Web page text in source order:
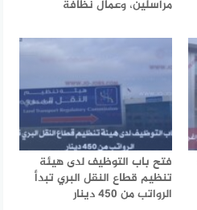
مراسلين، وعمال نظافة
فتح باب التوظيف لدى هيئة
تنظيم قطاع النقل البري تبدأ
الرواتب من 450 دينار